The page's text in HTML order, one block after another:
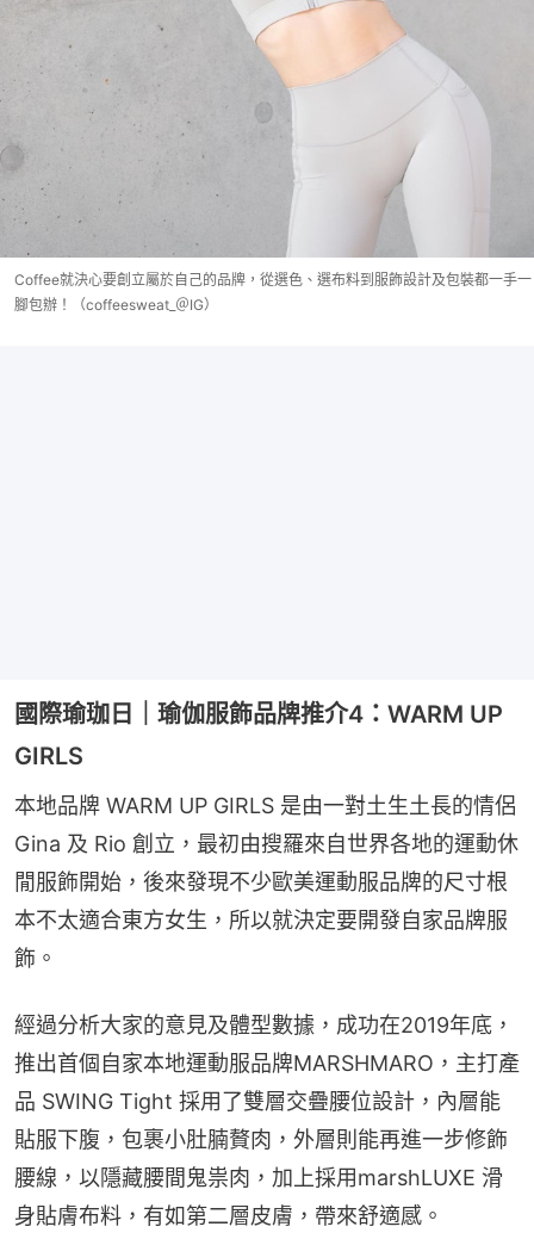
Coffee就決心要創立屬於自己的品牌，從選色、選布料到服飾設計及包裝都一手一
腳包辦！（coffeesweat_＠IG）
國際瑜珈日｜瑜伽服飾品牌推介4：WARM UP
GIRLS
本地品牌 WARM UP GIRLS 是由一對土生土長的情侶
Gina 及 Rio 創立，最初由搜羅來自世界各地的運動休
閒服飾開始，後來發現不少歐美運動服品牌的尺寸根
本不太適合東方女生，所以就決定要開發自家品牌服
飾。
經過分析大家的意見及體型數據，成功在2019年底，
推出首個自家本地運動服品牌MARSHMARO，主打產
品 SWING Tight 採用了雙層交疊腰位設計，內層能
貼服下腹，包裹小肚腩贅肉，外層則能再進一步修飾
腰線，以隱藏腰間鬼祟肉，加上採用marshLUXE 滑
身貼膚布料，有如第二層皮膚，帶來舒適感。